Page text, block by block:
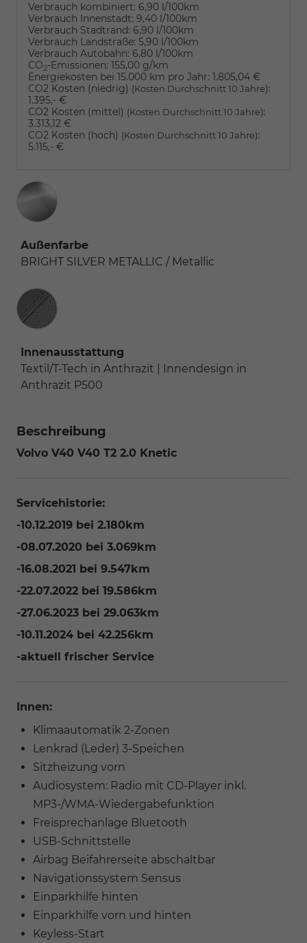
Verbrauch kombiniert: 6,90 l/100km
Verbrauch Innenstadt: 9,40 l/100km
Verbrauch Stadtrand: 6,90 l/100km
Verbrauch Landstraße: 5,90 l/100km
Verbrauch Autobahn: 6,80 l/100km
CO2-Emissionen: 155,00 g/km
Energiekosten bei 15.000 km pro Jahr: 1.805,04 €
CO2 Kosten (niedrig) (Kosten Durchschnitt 10 Jahre):
1.395,- €
CO2 Kosten (mittel) (Kosten Durchschnitt 10 Jahre):
3.313,12 €
CO2 Kosten (hoch) (Kosten Durchschnitt 10 Jahre):
5.115,- €
Außenfarbe
BRIGHT SILVER METALLIC / Metallic
Innenausstattung
Innenausstattung
Textil/T-Tech in Anthrazit | Innendesign in
Anthrazit P500
Beschreibung
Volvo V40 V40 T2 2.0 Knetic
Servicehistorie:
-10.12.2019 bei 2.180km
-08.07.2020 bei 3.069km
-16.08.2021 bei 9.547km
-22.07.2022 bei 19.586km
-27.06.2023 bei 29.063km
-10.11.2024 bei 42.256km
-aktuell frischer Service
Innen:
Klimaautomatik 2-Zonen
Lenkrad (Leder) 3-Speichen
Sitzheizung vorn
Audiosystem: Radio mit CD-Player inkl.
MP3-/WMA-Wiedergabefunktion
Freisprechanlage Bluetooth
USB-Schnittstelle
Airbag Beifahrerseite abschaltbar
Navigationssystem Sensus
Einparkhilfe hinten
Einparkhilfe vorn und hinten
Keyless-Start